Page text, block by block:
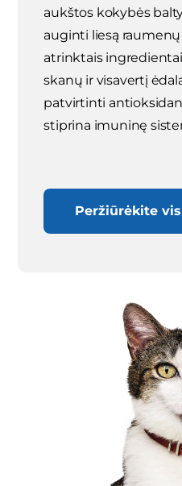
aukštos kokybės
auginti liesą
atrinktais
skanų ir visavertį
patvirtinti
stiprina imuninę
Peržiūrėkite